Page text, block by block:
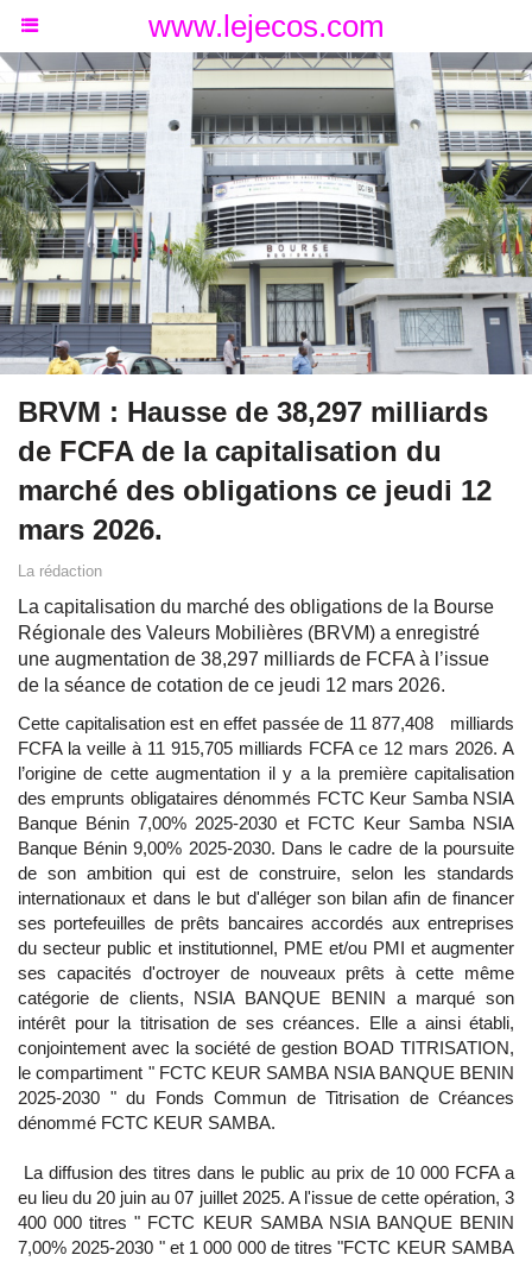
www.lejecos.com
BRVM : Hausse de 38,297 milliards
de FCFA de la capitalisation du
marché des obligations ce jeudi 12
mars 2026.
La rédaction
La capitalisation du marché des obligations de la Bourse
Régionale des Valeurs Mobilières (BRVM) a enregistré
une augmentation de 38,297 milliards de FCFA à l’issue
de la séance de cotation de ce jeudi 12 mars 2026.
Cette capitalisation est en effet passée de 11 877,408 milliards
FCFA la veille à 11 915,705 milliards FCFA ce 12 mars 2026. A
l’origine de cette augmentation il y a la première capitalisation
des emprunts obligataires dénommés FCTC Keur Samba NSIA
Banque Bénin 7,00% 2025-2030 et FCTC Keur Samba NSIA
Banque Bénin 9,00% 2025-2030. Dans le cadre de la poursuite
de son ambition qui est de construire, selon les standards
internationaux et dans le but d'alléger son bilan afin de financer
ses portefeuilles de prêts bancaires accordés aux entreprises
du secteur public et institutionnel, PME et/ou PMI et augmenter
ses capacités d'octroyer de nouveaux prêts à cette même
catégorie de clients, NSIA BANQUE BENIN a marqué son
intérêt pour la titrisation de ses créances. Elle a ainsi établi,
conjointement avec la société de gestion BOAD TITRISATION,
le compartiment " FCTC KEUR SAMBA NSIA BANQUE BENIN
2025-2030 " du Fonds Commun de Titrisation de Créances
dénommé FCTC KEUR SAMBA.
La diffusion des titres dans le public au prix de 10 000 FCFA a
eu lieu du 20 juin au 07 juillet 2025. A l'issue de cette opération, 3
400 000 titres " FCTC KEUR SAMBA NSIA BANQUE BENIN
7,00% 2025-2030 " et 1 000 000 de titres "FCTC KEUR SAMBA